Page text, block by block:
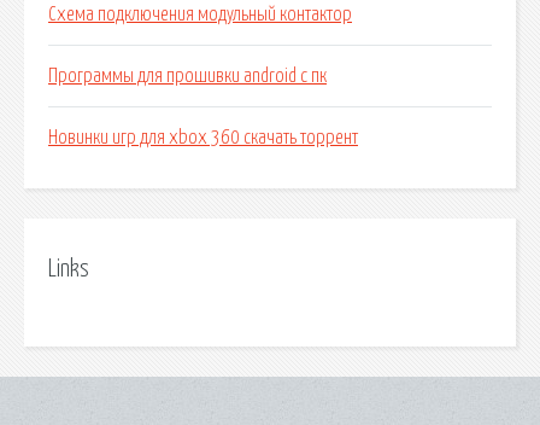
Схема подключения модульный контактор
Программы для прошивки android с пк
Новинки игр для xbox 360 скачать торрент
Links